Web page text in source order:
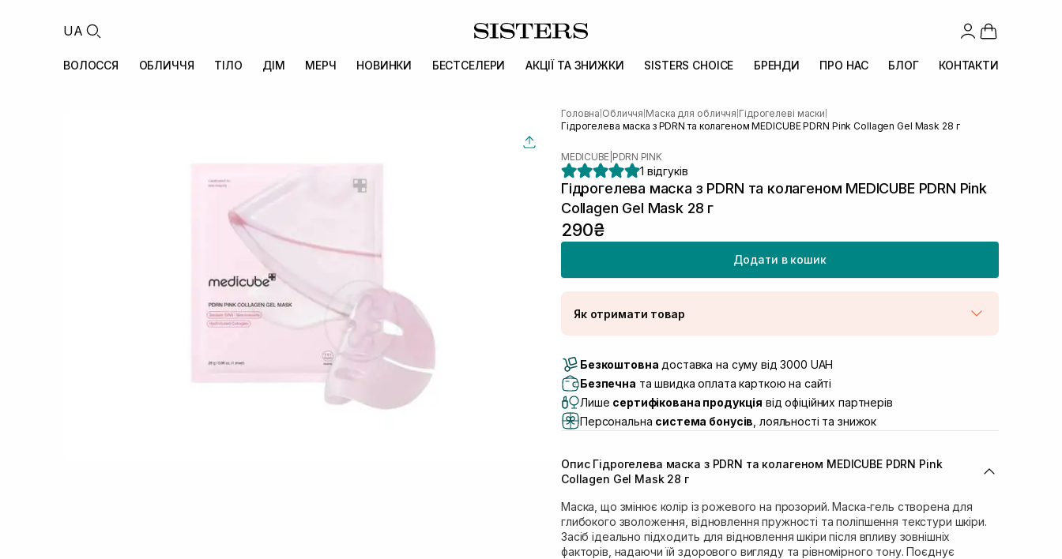
UA
ВОЛОССЯ ОБЛИЧЧЯ ТІЛО ДІМ МЕРЧ НОВИНКИ БЕСТСЕЛЕРИ АКЦІЇ ТА ЗНИЖКИ SISTERS CHOICE БРЕНДИ ПРО НАС БЛОГ КОНТАКТИ
Головна Обличчя Маска для обличчя Гідрогелеві маски
Гідрогелева маска з PDRN та колагеном MEDICUBE PDRN Pink Collagen Gel Mask 28 г
MEDICUBE PDRN PINK
1 відгуків
Гідрогелева маска з PDRN та колагеном MEDICUBE PDRN Pink
Collagen Gel Mask 28 г
290₴
Додати в кошик
Як отримати товар
Самовивіз м. Луцьк, вул. Винниченка 4
Самовивіз м. Львів, вул. Академіка Підстригача, 1В (Duck’s
Самовивіз м. Львів, вул. Івана Франка 36
Самовивіз м. Львів, вул. Степана Бандери 45 Немає в наявності!
Самовивіз м. Рівне, вул. Кулика і Гудачека 23 (ТЦ Екватор) В наявності
Безкоштовна доставка на суму від 3000 UAH
Безпечна та швидка оплата карткою на сайті
Лише сертифікована продукція від офіційних партнерів
Персональна система бонусів , лояльності та знижок
Опис Гідрогелева маска з PDRN та колагеном MEDICUBE PDRN Pink
Collagen Gel Mask 28 г
Маска, що змінює колір із рожевого на прозорий. Маска-гель створена для
глибокого зволоження, відновлення пружності та поліпшення текстури шкіри.
Засіб ідеально підходить для відновлення шкіри після впливу зовнішніх
факторів, надаючи їй здорового вигляду та рівномірного тону. Поєднує